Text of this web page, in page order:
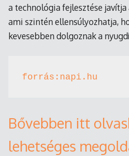
a technológia fejlesztése
ami szintén ellensúlyozhatja,
kevesebben dolgoznak a
forrás:napi.hu
Bővebben itt
lehetséges